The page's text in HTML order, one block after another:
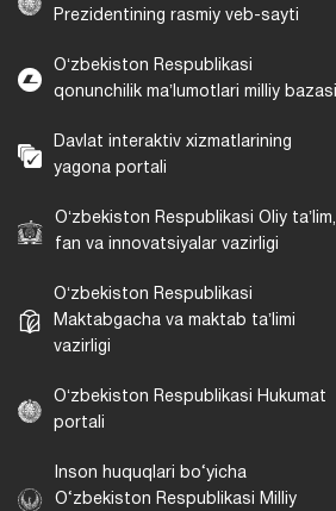
Prezidentining rasmiy veb-sayti
Oʻzbekiston Respublikasi
qonunchilik maʼlumotlari milliy bazasi
Davlat interaktiv xizmatlarining
yagona portali
Oʻzbekiston Respublikasi Oliy taʼlim,
fan va innovatsiyalar vazirligi
Oʻzbekiston Respublikasi
Maktabgacha va maktab taʼlimi
vazirligi
Oʻzbekiston Respublikasi Hukumat
portali
Inson huquqlari bo‘yicha
O‘zbekiston Respublikasi Milliy